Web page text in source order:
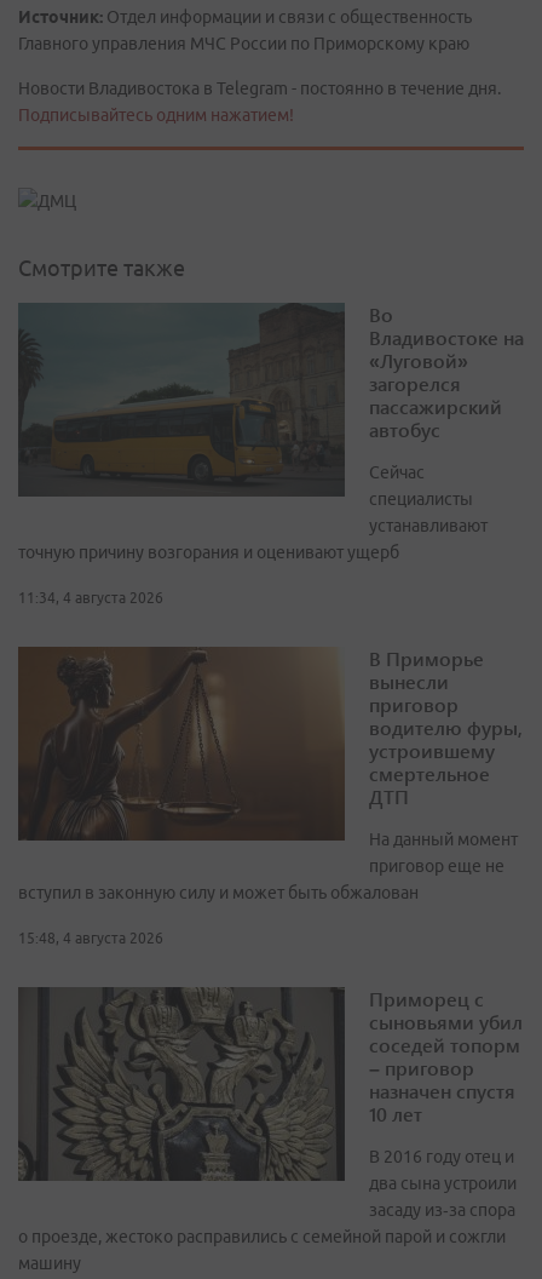
Источник: Отдел информации и связи с общественность
Главного управления МЧС России по Приморскому краю
Новости Владивостока в Telegram - постоянно в течение дня.
Подписывайтесь одним нажатием!
Смотрите также
Во
Владивостоке на
«Луговой»
загорелся
пассажирский
автобус
Сейчас
специалисты
устанавливают
точную причину возгорания и оценивают ущерб
11:34, 4 августа 2026
В Приморье
вынесли
приговор
водителю фуры,
устроившему
смертельное
ДТП
На данный момент
приговор еще не
вступил в законную силу и может быть обжалован
15:48, 4 августа 2026
Приморец с
сыновьями убил
соседей топорм
– приговор
назначен спустя
10 лет
В 2016 году отец и
два сына устроили
засаду из‑за спора
о проезде, жестоко расправились с семейной парой и сожгли
машину